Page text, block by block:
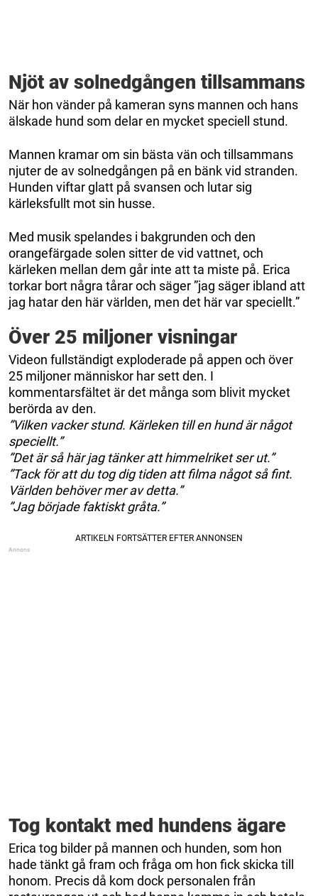
Njöt av solnedgången tillsammans
När hon vänder på kameran syns mannen och hans
älskade hund som delar en mycket speciell stund.
Mannen kramar om sin bästa vän och tillsammans
njuter de av solnedgången på en bänk vid stranden.
Hunden viftar glatt på svansen och lutar sig
kärleksfullt mot sin husse.
Med musik spelandes i bakgrunden och den
orangefärgade solen sitter de vid vattnet, och
kärleken mellan dem går inte att ta miste på. Erica
torkar bort några tårar och säger ”jag säger ibland att
jag hatar den här världen, men det här var speciellt.”
Över 25 miljoner visningar
Videon fullständigt exploderade på appen och över
25 miljoner människor har sett den. I
kommentarsfältet är det många som blivit mycket
berörda av den.
”Vilken vacker stund. Kärleken till en hund är något
speciellt.”
”Det är så här jag tänker att himmelriket ser ut.”
”Tack för att du tog dig tiden att filma något så fint.
Världen behöver mer av detta.”
”Jag började faktiskt gråta.”
Tog kontakt med hundens ägare
Erica tog bilder på mannen och hunden, som hon
hade tänkt gå fram och fråga om hon fick skicka till
honom. Precis då kom dock personalen från